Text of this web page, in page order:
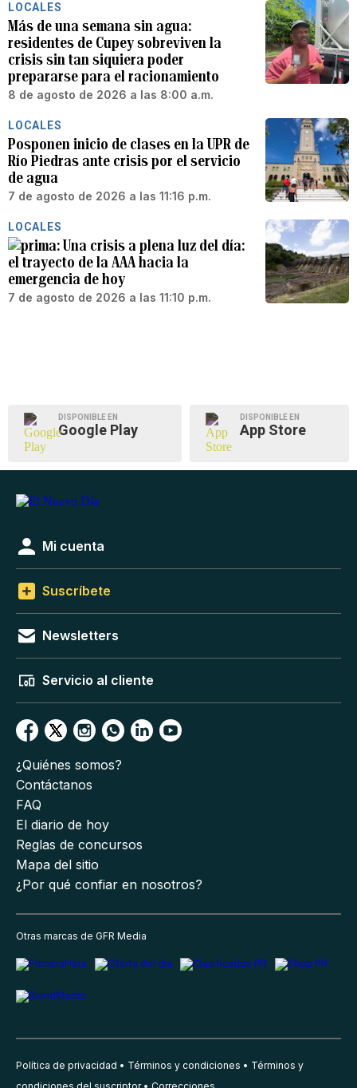
LOCALES
Más de una semana sin agua:
residentes de Cupey sobreviven la
crisis sin tan siquiera poder
prepararse para el racionamiento
8 de agosto de 2026 a las 8:00 a.m.
LOCALES
Posponen inicio de clases en la UPR de
Río Piedras ante crisis por el servicio
de agua
7 de agosto de 2026 a las 11:16 p.m.
LOCALES
Una crisis a plena luz del día:
el trayecto de la AAA hacia la
emergencia de hoy
7 de agosto de 2026 a las 11:10 p.m.
DISPONIBLE EN
Google Play
DISPONIBLE EN
App Store
Mi cuenta
Suscríbete
Newsletters
Servicio al cliente
¿Quiénes somos?
Contáctanos
FAQ
El diario de hoy
Reglas de concursos
Mapa del sitio
¿Por qué confiar en nosotros?
Otras marcas de GFR Media
Política de privacidad Términos y condiciones
Términos y